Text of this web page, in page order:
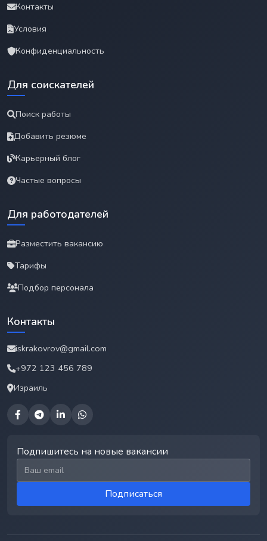
Контакты
Условия
Конфиденциальность
Для соискателей
Поиск работы
Добавить резюме
Карьерный блог
Частые вопросы
Для работодателей
Разместить вакансию
Тарифы
Подбор персонала
Контакты
iskrakovrov@gmail.com
+972 123 456 789
Израиль
Подпишитесь на новые вакансии
Email для подписки
Подписаться